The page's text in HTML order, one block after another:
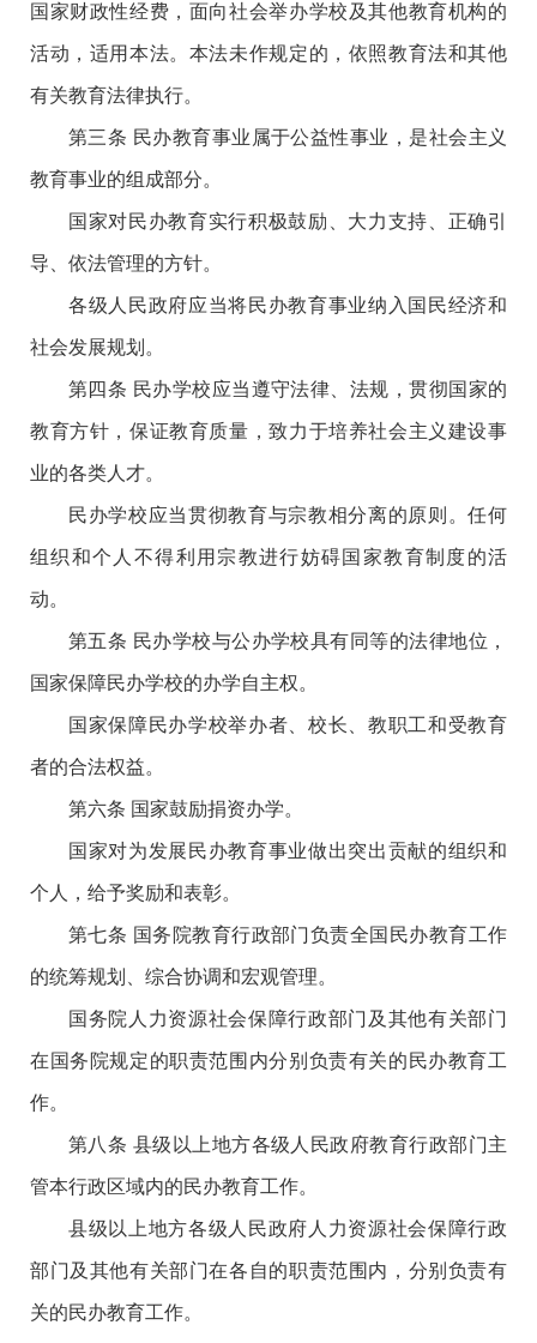
国家财政性经费，面向社会举办学校及其他教育机构的
活动，适用本法。本法未作规定的，依照教育法和其他
有关教育法律执行。
第三条 民办教育事业属于公益性事业，是社会主义
教育事业的组成部分。
国家对民办教育实行积极鼓励、大力支持、正确引
导、依法管理的方针。
各级人民政府应当将民办教育事业纳入国民经济和
社会发展规划。
第四条 民办学校应当遵守法律、法规，贯彻国家的
教育方针，保证教育质量，致力于培养社会主义建设事
业的各类人才。
民办学校应当贯彻教育与宗教相分离的原则。任何
组织和个人不得利用宗教进行妨碍国家教育制度的活
动。
第五条 民办学校与公办学校具有同等的法律地位，
国家保障民办学校的办学自主权。
国家保障民办学校举办者、校长、教职工和受教育
者的合法权益。
第六条 国家鼓励捐资办学。
国家对为发展民办教育事业做出突出贡献的组织和
个人，给予奖励和表彰。
第七条 国务院教育行政部门负责全国民办教育工作
的统筹规划、综合协调和宏观管理。
国务院人力资源社会保障行政部门及其他有关部门
在国务院规定的职责范围内分别负责有关的民办教育工
作。
第八条 县级以上地方各级人民政府教育行政部门主
管本行政区域内的民办教育工作。
县级以上地方各级人民政府人力资源社会保障行政
部门及其他有关部门在各自的职责范围内，分别负责有
关的民办教育工作。